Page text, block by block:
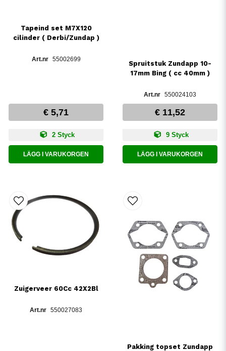
Tapeind set M7X120
cilinder ( Derbi/Zundap )
55002699
€ 5,71
2 Styck
LÄGG I VARUKORGEN
Spruitstuk Zundapp 10-
17mm Bing ( cc 40mm )
550024103
€ 11,52
9 Styck
LÄGG I VARUKORGEN
Zuigerveer 60Cc 42X2Bl
550027083
Pakking topset Zundapp